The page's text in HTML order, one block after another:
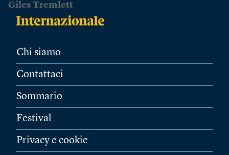
Giles Tremlett
Chi siamo
Contattaci
Sommario
Festival
Privacy e cookie